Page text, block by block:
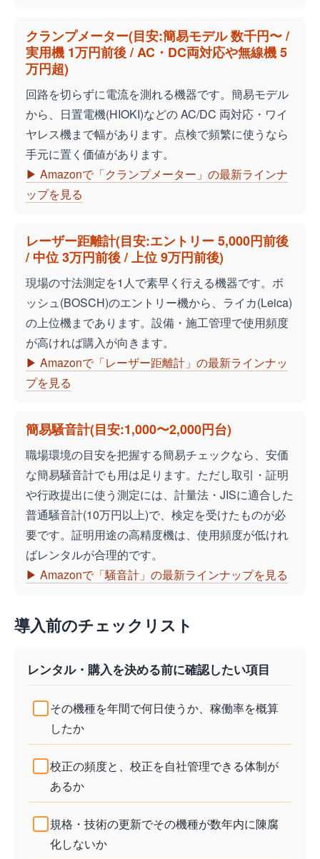
クランプメーター(目安:簡易モデル 数千円〜 /
実用機 1万円前後 / AC・DC両対応や無線機 5
万円超)
回路を切らずに電流を測れる機器です。簡易モデル
から、日置電機(HIOKI)などの AC/DC 両対応・ワイ
ヤレス機まで幅があります。点検で頻繁に使うなら
手元に置く価値があります。
▶ Amazonで「クランプメーター」の最新ラインナ
ップを見る
レーザー距離計(目安:エントリー 5,000円前後
/ 中位 3万円前後 / 上位 9万円前後)
現場の寸法測定を1人で素早く行える機器です。ボ
ッシュ(BOSCH)のエントリー機から、ライカ(Leica)
の上位機まであります。設備・施工管理で使用頻度
が高ければ購入が向きます。
▶ Amazonで「レーザー距離計」の最新ラインナッ
プを見る
簡易騒音計(目安:1,000〜2,000円台)
職場環境の目安を把握する簡易チェックなら、安価
な簡易騒音計でも用は足ります。ただし取引・証明
や行政提出に使う測定には、計量法・JISに適合した
普通騒音計(10万円以上)で、検定を受けたものが必
要です。証明用途の高精度機は、使用頻度が低けれ
ばレンタルが合理的です。
▶ Amazonで「騒音計」の最新ラインナップを見る
導入前のチェックリスト
レンタル・購入を決める前に確認したい項目
その機種を年間で何日使うか、稼働率を概算
したか
校正の頻度と、校正を自社管理できる体制が
あるか
規格・技術の更新でその機種が数年内に陳腐
化しないか